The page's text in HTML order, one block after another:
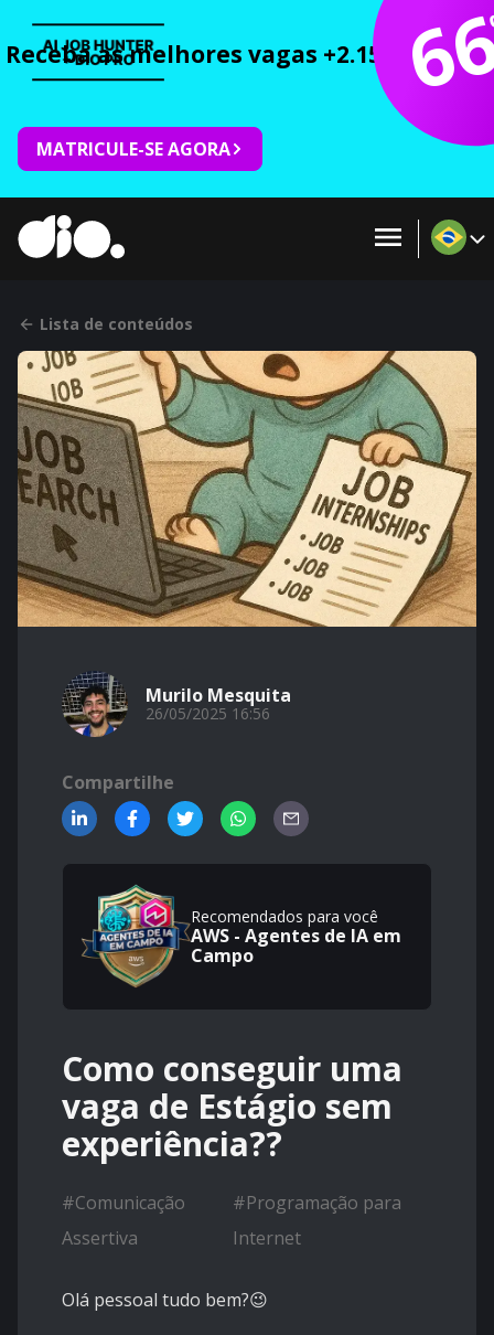
Receba as melhores vagas +2.150 cursos
MATRICULE-SE AGORA
Lista de conteúdos
Murilo Mesquita
26/05/2025 16:56
Compartilhe
Recomendados para você
AWS - Agentes de IA em
Campo
Como conseguir uma
vaga de Estágio sem
experiência??
#Comunicação
Assertiva
#Programação para
Internet
Olá pessoal tudo bem?😉